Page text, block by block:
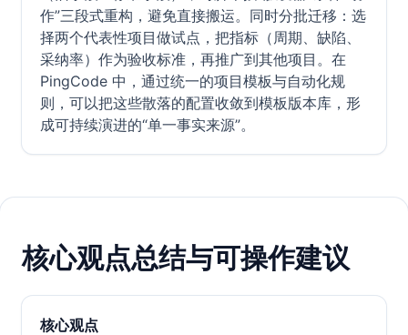
作”三段式重构，避免直接搬运。同时分批迁移：选
择两个代表性项目做试点，把指标（周期、缺陷、
采纳率）作为验收标准，再推广到其他项目。在
PingCode 中，通过统一的项目模板与自动化规
则，可以把这些散落的配置收敛到模板版本库，形
成可持续演进的“单一事实来源”。
核心观点总结与可操作建议
核心观点